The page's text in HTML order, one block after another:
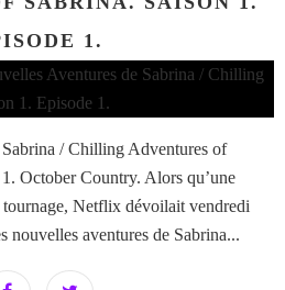
1.
/ Chilling Adventures of
October Country. Alors qu’une
tournage, Netflix dévoilait vendredi
nouvelles aventures de Sabrina...